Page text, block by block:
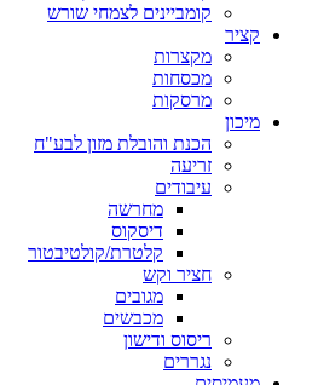
קומביינים לצמחי שורש
קציר
מקצרות
מכסחות
מרסקות
מיכון
הכנת והובלת מזון לבע"ח
זריעה
עיבודים
מחרשה
דיסקוס
קלטרת/קולטיבטור
חציר וקש
מגובים
מכבשים
ריסוס ודישון
נגררים